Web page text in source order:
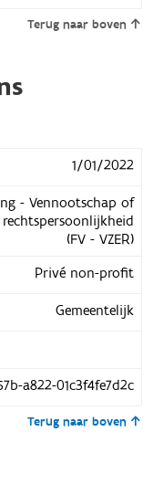
Terug naar boven
1/01/2022
- Vennootschap of
(FV - VZER)
Privé non-profit
Gemeentelijk
a822-01c3f4fe7d2c
Terug naar boven